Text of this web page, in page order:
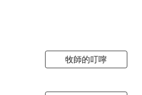
牧師的叮嚀